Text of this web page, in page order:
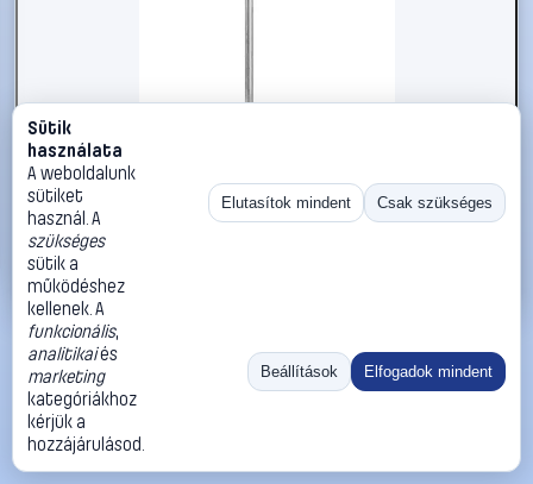
#2734398
kwb 929280 Csavaros bilincs
kwb
15 990 Ft
Kosárba
«
Méret:
Rendezés:
©2026
ThermoScope
Cégbemutató
Sütik
használata
A weboldalunk
sütiket
használ. A
szükséges
sütik a
működéshez
kellenek. A
funkcionális,
analitikaiés
marketing
kategóriákhoz
kérjük a
hozzájárulásod.
Elutasítok mindent Csak szükséges
Beállítások Elfogadok mindent